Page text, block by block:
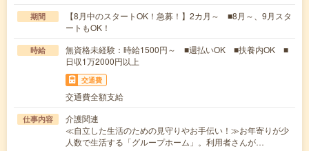
期間
【8月中のスタートOK！急募！】2カ月～ ■8月～、9月スタ
ートもOK！
時給
無資格未経験：時給1500円～ ■週払いOK ■扶養内OK ■
日収1万2000円以上
交通費
交通費全額支給
仕事内容
介護関連
≪自立した生活のための見守りやお手伝い！≫お年寄りが少
人数で生活する「グループホーム」。利用者さんが…